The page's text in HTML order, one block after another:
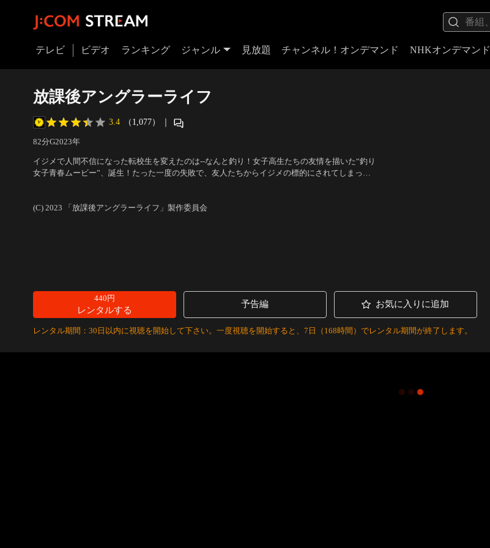
テレビ ビデオ ランキング ジャンル 見放題 チャンネル！オンデマンド NHKオンデマンド
放課後アングラーライフ
3.4 （1,077） ｜
82分G2023年
イジメで人間不信になった転校生を変えたのは--なんと釣り！女子高生たちの友情を描いた“釣り
女子青春ムービー”、誕生！たった一度の失敗で、友人たちからイジメの標的にされてしまった
(C) 2023 「放課後アングラーライフ」製作委員会
440円
レンタルする
予告編 お気に入りに追加
レンタル期間：30日以内に視聴を開始して下さい。一度視聴を開始すると、7日（168時間）でレンタル期間が終了します。